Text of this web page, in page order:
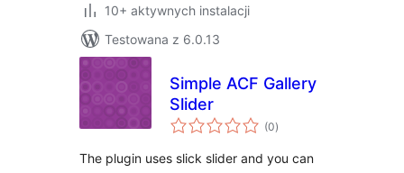
10+ aktywnych instalacji
Testowana z 6.0.13
Simple ACF Gallery
Slider
(0wszystkich
ocen
)
The plugin uses slick slider and you can